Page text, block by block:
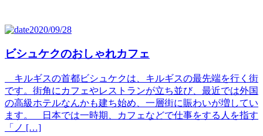
2020/09/28
ビシュケクのおしゃれカフェ
キルギスの首都ビシュケクは、キルギスの最先端を行く街
です。街角にカフェやレストランが立ち並び、最近では外国
の高級ホテルなんかも建ち始め、一層街に賑わいが増してい
ます。 日本では一時期、カフェなどで仕事をする人を指す
「ノ […]